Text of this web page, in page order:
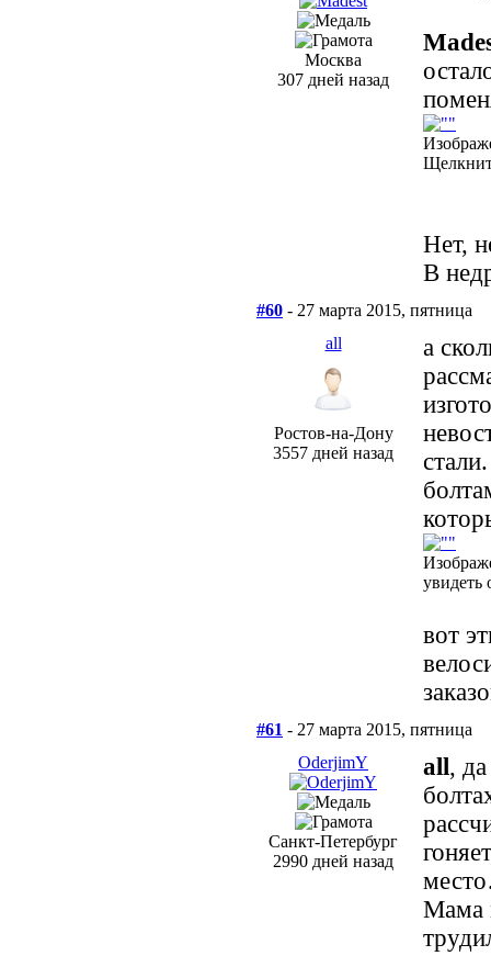
Москва
307 дней назад
Нет,
В
#60 - 27 марта 2015, пятница
all
Ростов-на-Дону
3557 дней назад
а
увидеть
вот
#61 - 27 марта 2015, пятница
OderjimY
Санкт-Петербург
2990 дней назад
all,
Мама